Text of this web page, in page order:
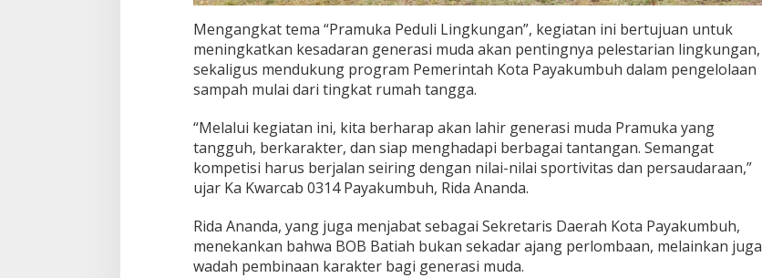
Mengangkat tema “Pramuka Peduli Lingkungan”, kegiatan ini bertujuan untuk
meningkatkan kesadaran generasi muda akan pentingnya pelestarian lingkungan,
sekaligus mendukung program Pemerintah Kota Payakumbuh dalam pengelolaan
sampah mulai dari tingkat rumah tangga.
“Melalui kegiatan ini, kita berharap akan lahir generasi muda Pramuka yang
tangguh, berkarakter, dan siap menghadapi berbagai tantangan. Semangat
kompetisi harus berjalan seiring dengan nilai-nilai sportivitas dan persaudaraan,”
ujar Ka Kwarcab 0314 Payakumbuh, Rida Ananda.
Rida Ananda, yang juga menjabat sebagai Sekretaris Daerah Kota Payakumbuh,
menekankan bahwa BOB Batiah bukan sekadar ajang perlombaan, melainkan juga
wadah pembinaan karakter bagi generasi muda.